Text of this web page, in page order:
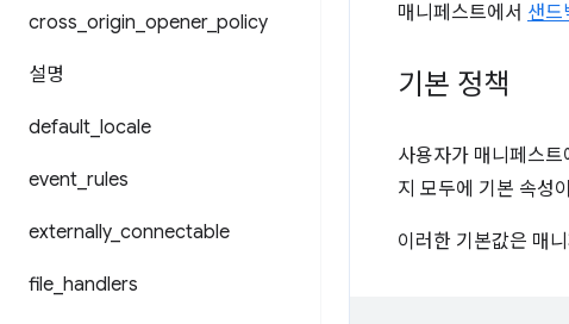
cross origin opener_ policy
설명
default locale
event rules
externally_ connectable
file handlers
매니페스트에서 샌드
기본 정책
사용자가 매니페스
지 모두에 기본 속성
이러한 기본값은 매